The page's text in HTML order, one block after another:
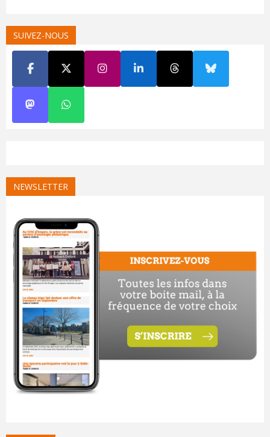
SUIVEZ-NOUS
NEWSLETTER